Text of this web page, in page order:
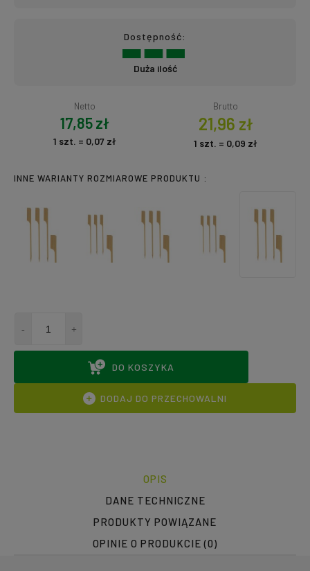
Dostępność:
Duża ilość
Netto
17,85 zł
1 szt. = 0,07 zł
Brutto
21,96 zł
1 szt. = 0,09 zł
INNE WARIANTY ROZMIAROWE PRODUKTU :
DO KOSZYKA
DODAJ DO PRZECHOWALNI
OPIS
DANE TECHNICZNE
PRODUKTY POWIĄZANE
OPINIE O PRODUKCIE (0)